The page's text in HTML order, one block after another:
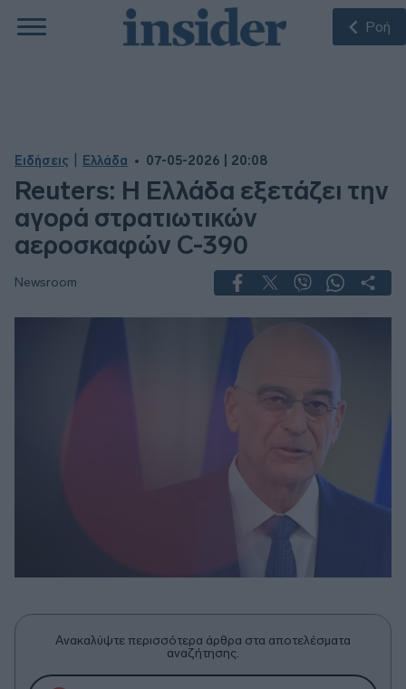
Ροή
Ειδήσεις Ελλάδα 07-05-2026 | 20:08
Reuters: Η Ελλάδα εξετάζει την
αγορά στρατιωτικών
αεροσκαφών C-390
Newsroom
Ανακαλύψτε περισσότερα άρθρα στα αποτελέσματα
αναζήτησης.